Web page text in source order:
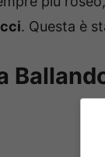
. Questa è